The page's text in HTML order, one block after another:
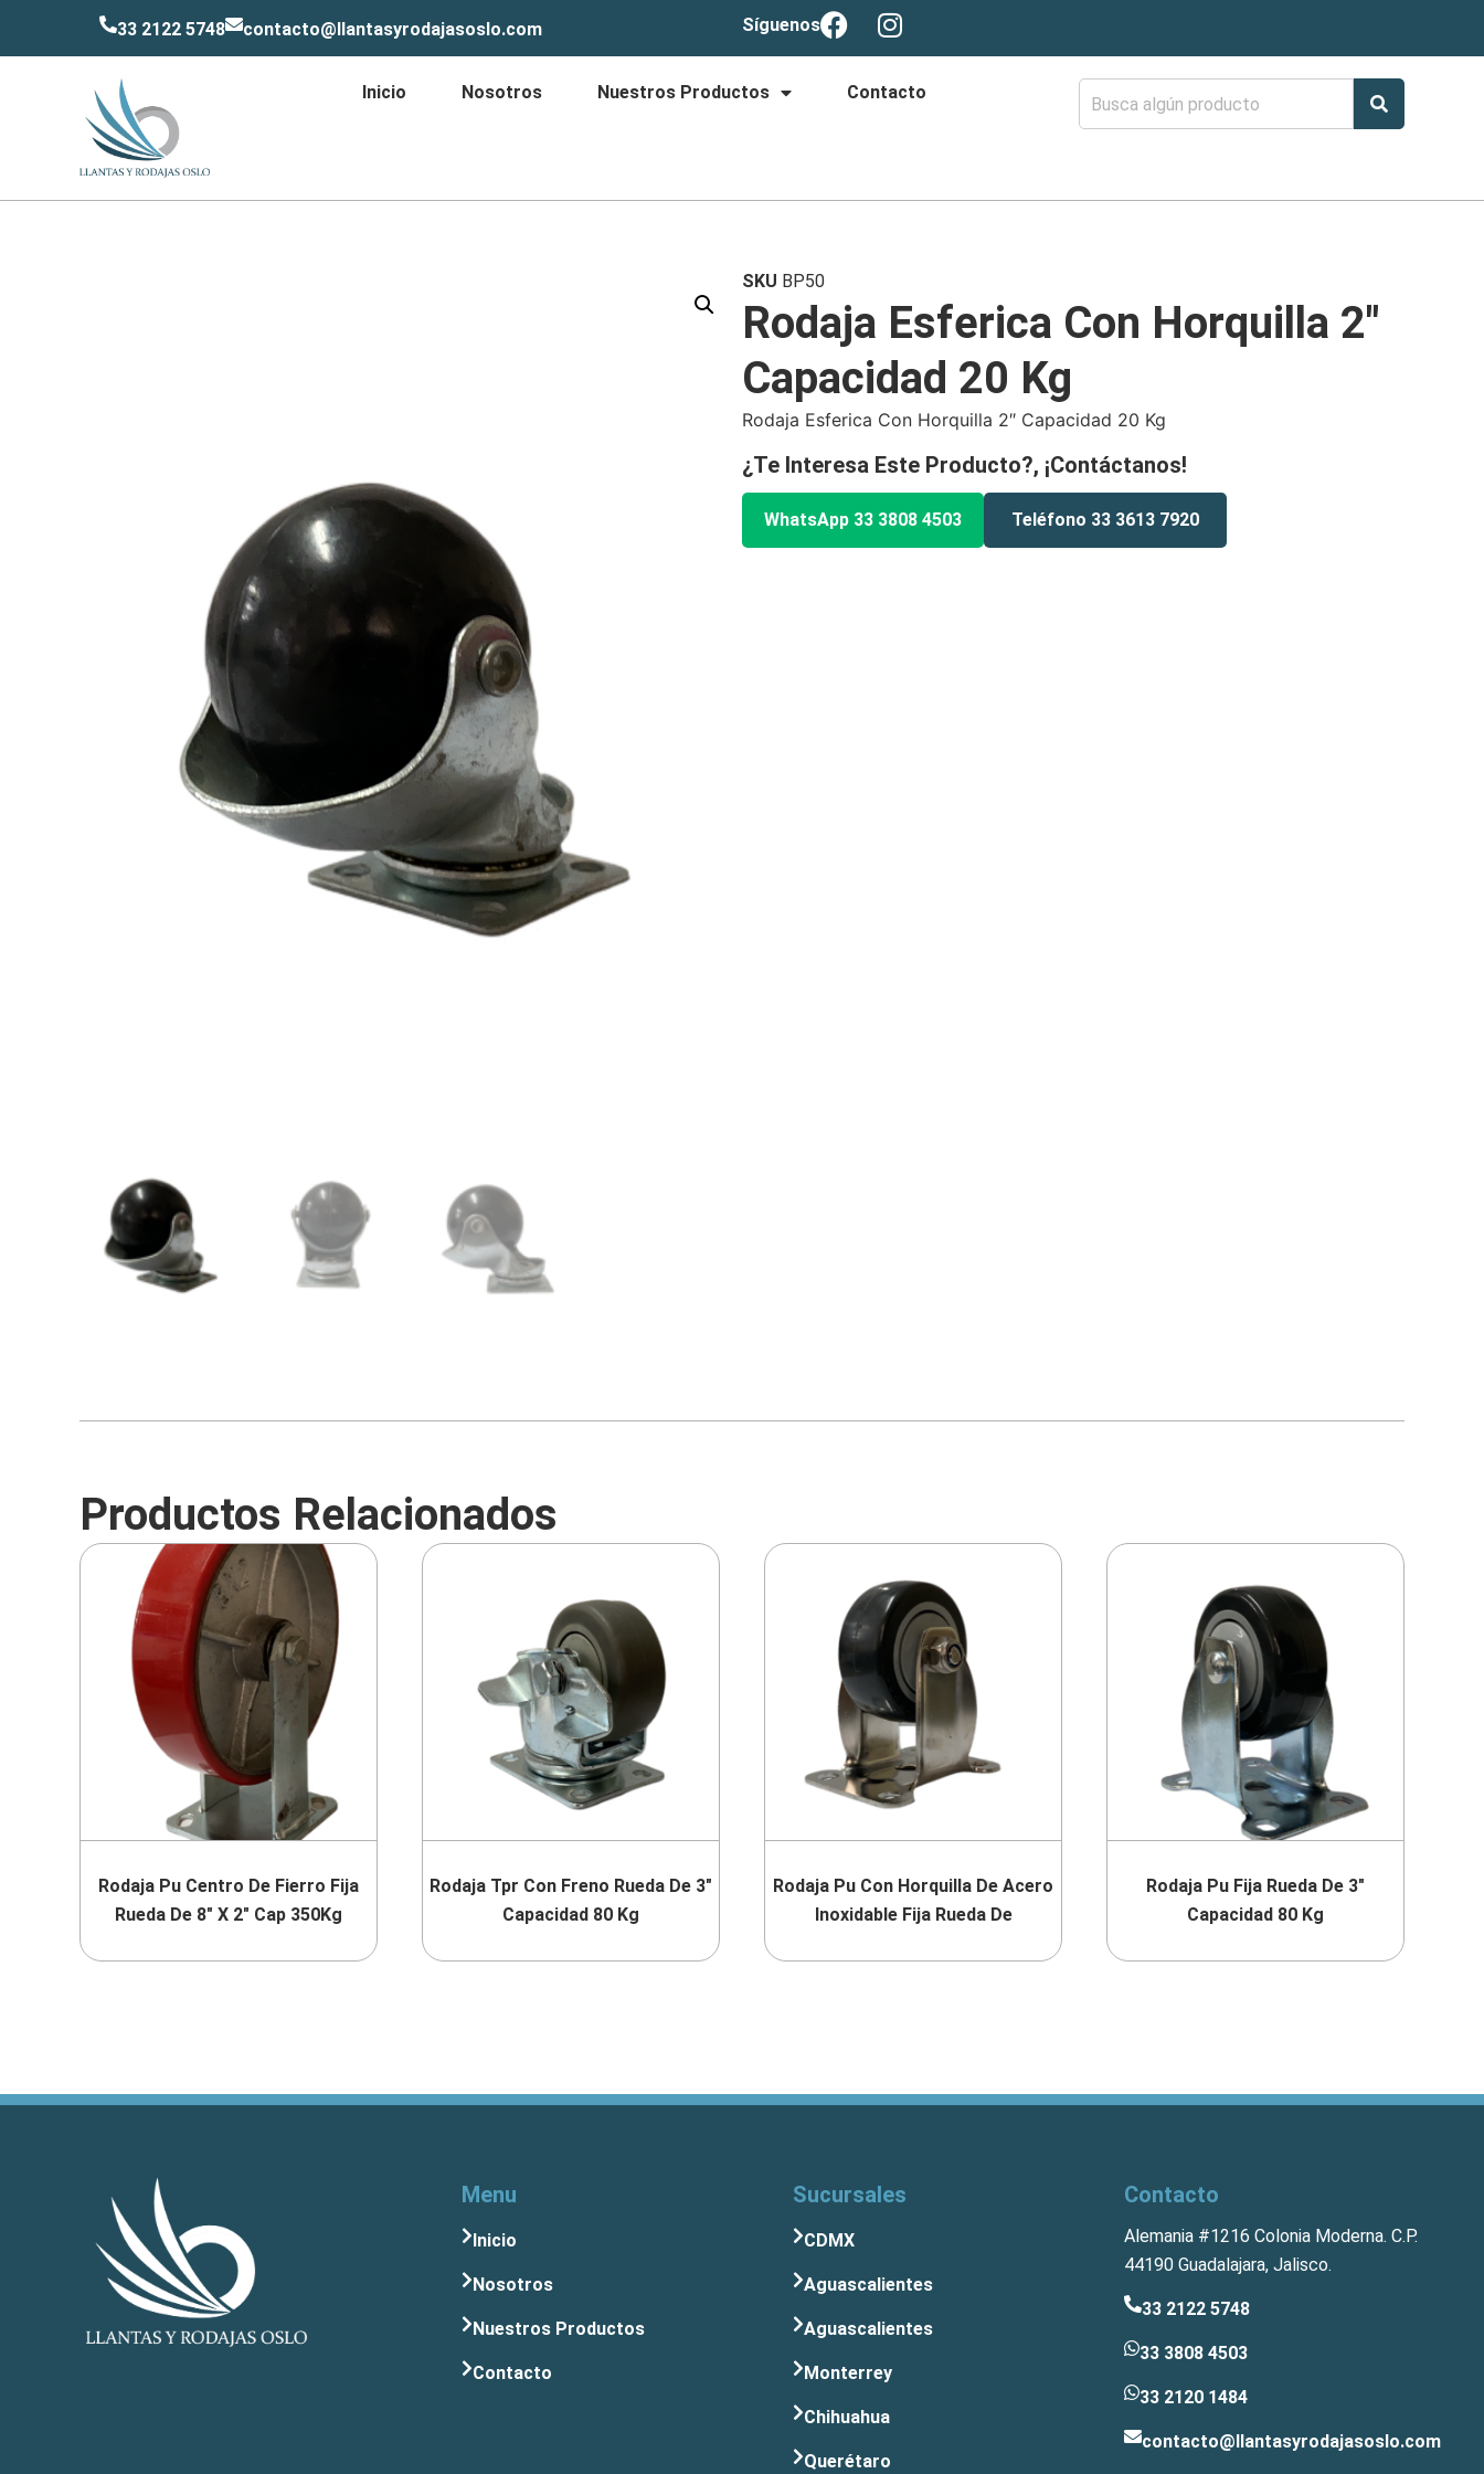
33 2122 5748 contacto@llantasyrodajasoslo.com Síguenos
Inicio Nosotros Nuestros Productos Contacto
SKU BP50
Rodaja Esferica Con Horquilla 2″
Capacidad 20 Kg
Rodaja Esferica Con Horquilla 2″ Capacidad 20 Kg
¿Te Interesa Este Producto?, ¡Contáctanos!
WhatsApp 33 3808 4503 Teléfono 33 3613 7920
Productos Relacionados
Rodaja Pu Centro De Fierro Fija
Rueda De 8″ X 2″ Cap 350Kg
Rodaja Tpr Con Freno Rueda De 3″
Capacidad 80 Kg
Rodaja Pu Con Horquilla De Acero
Inoxidable Fija Rueda De
Rodaja Pu Fija Rueda De 3″
Capacidad 80 Kg
Menu
Inicio
Nosotros
Nuestros Productos
Contacto
Sucursales
CDMX
Aguascalientes
Aguascalientes
Monterrey
Chihuahua
Querétaro
Contacto
Alemania #1216 Colonia Moderna. C.P.
44190 Guadalajara, Jalisco.
33 2122 5748
33 3808 4503
33 2120 1484
contacto@llantasyrodajasoslo.com